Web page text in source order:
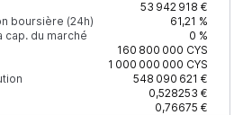
53 942 918 €
boursière (24h)
61,21 %
cap. du marché
0 %
160 800 000 CYS
1 000 000 000 CYS
548 090 621 €
0,528253 €
0,76675 €